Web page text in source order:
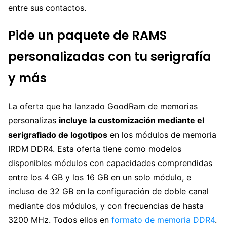
entre sus contactos.
Pide un paquete de RAMS
personalizadas con tu serigrafía
y más
La oferta que ha lanzado GoodRam de memorias
personalizas incluye la customización mediante el
serigrafiado de logotipos en los módulos de memoria
IRDM DDR4. Esta oferta tiene como modelos
disponibles módulos con capacidades comprendidas
entre los 4 GB y los 16 GB en un solo módulo, e
incluso de 32 GB en la configuración de doble canal
mediante dos módulos, y con frecuencias de hasta
3200 MHz. Todos ellos en formato de memoria DDR4.